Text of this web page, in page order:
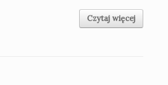
Czytaj więcej